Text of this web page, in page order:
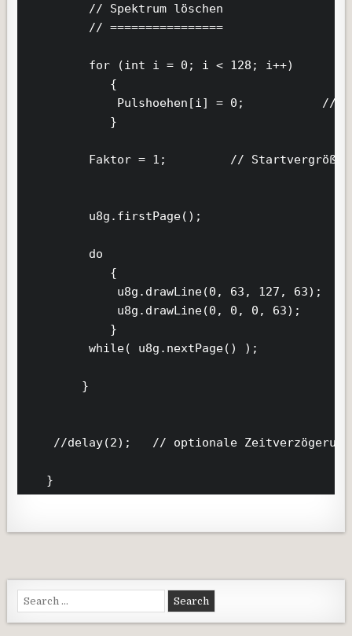
         // Spektrum löschen
         // ================
         for (int i = 0; i < 128; i++)
            {
Pulshoehen[i] = 0;           //
            }
Faktor = 1;         //
         u8g.firstPage();
         do
            {
             u8g.drawLine(0, 63, 127, 63);
u8g.drawLine(0, 0, 0,
            }
         while( u8g.nextPage() );
        }
    //delay(2);   // optionale Zeitverzögerung
   }
Search for: